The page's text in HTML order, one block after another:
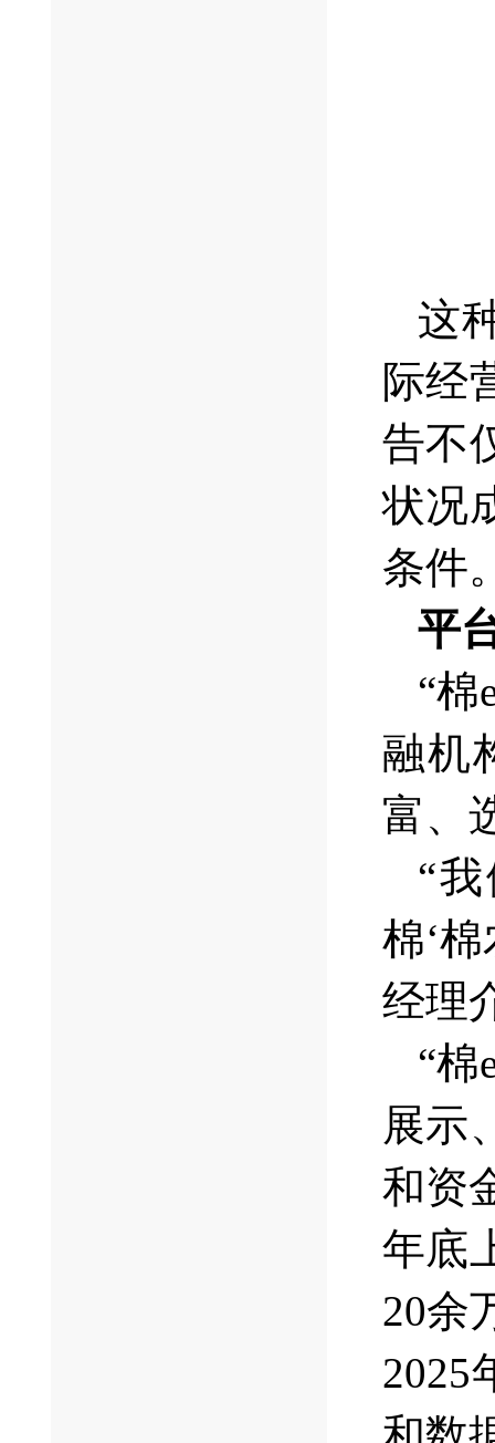
这
际经
告不
状况
条件
平
“棉
融机
富、
“
棉‘
经理
“
展示
和资
年底
20余
2025